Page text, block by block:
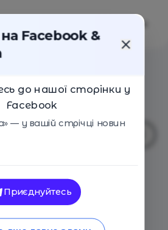
статті
на Facebook &
до нашої сторінки у
Facebook
— у вашій стрічці новин
Приєднуйтесь